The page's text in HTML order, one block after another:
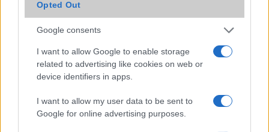
Opted Out
Google consents
I want to allow Google to enable storage
related to advertising like cookies on web or
device identifiers in apps.
I want to allow my user data to be sent to
Google for online advertising purposes.
N/A = Nincs adat. Legutóbbi frissítés: 2026-07-13 19:00:00
Új és Használt GSM kiemelt ajánlatok